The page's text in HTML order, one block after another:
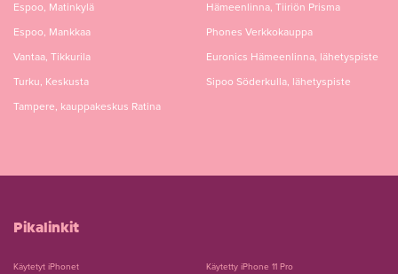
Espoo, Matinkylä
Espoo, Mankkaa
Vantaa, Tikkurila
Turku, Keskusta
Tampere, kauppakeskus Ratina
Hämeenlinna, Tiiriön Prisma
Phones Verkkokauppa
Euronics Hämeenlinna, lähetyspiste
Sipoo Söderkulla, lähetyspiste
Pikalinkit
Käytetyt iPhonet Käytetty iPhone 11 Pro